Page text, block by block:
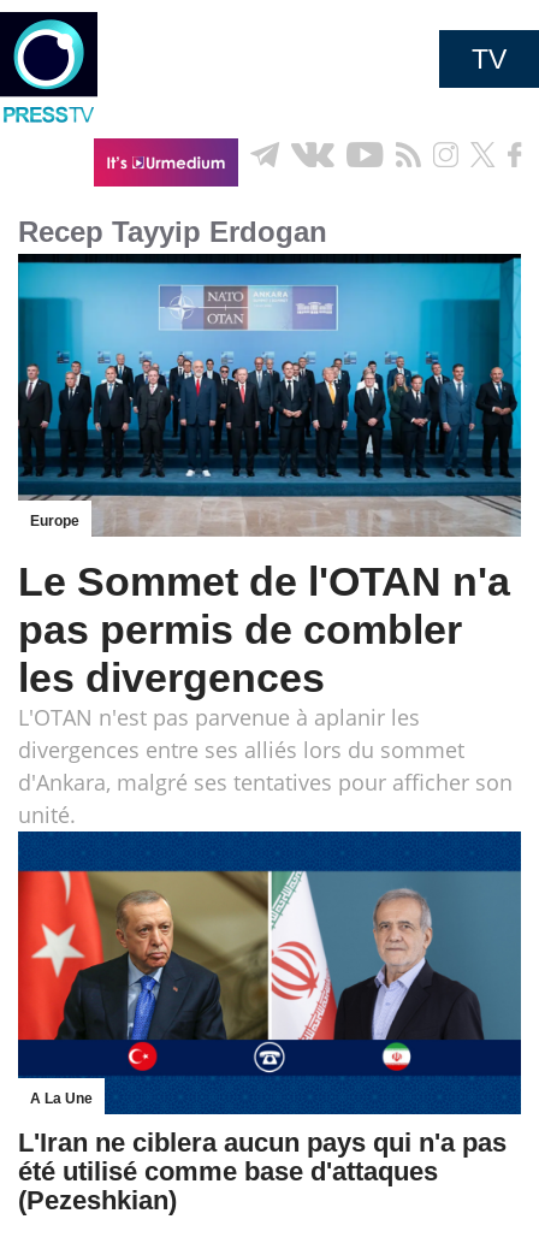
TV
Recep Tayyip Erdogan
Europe
Le Sommet de l'OTAN n'a
pas permis de combler
les divergences
L'OTAN n'est pas parvenue à aplanir les
divergences entre ses alliés lors du sommet
d'Ankara, malgré ses tentatives pour afficher son
unité.
A La Une
L'Iran ne ciblera aucun pays qui n'a pas
été utilisé comme base d'attaques
(Pezeshkian)